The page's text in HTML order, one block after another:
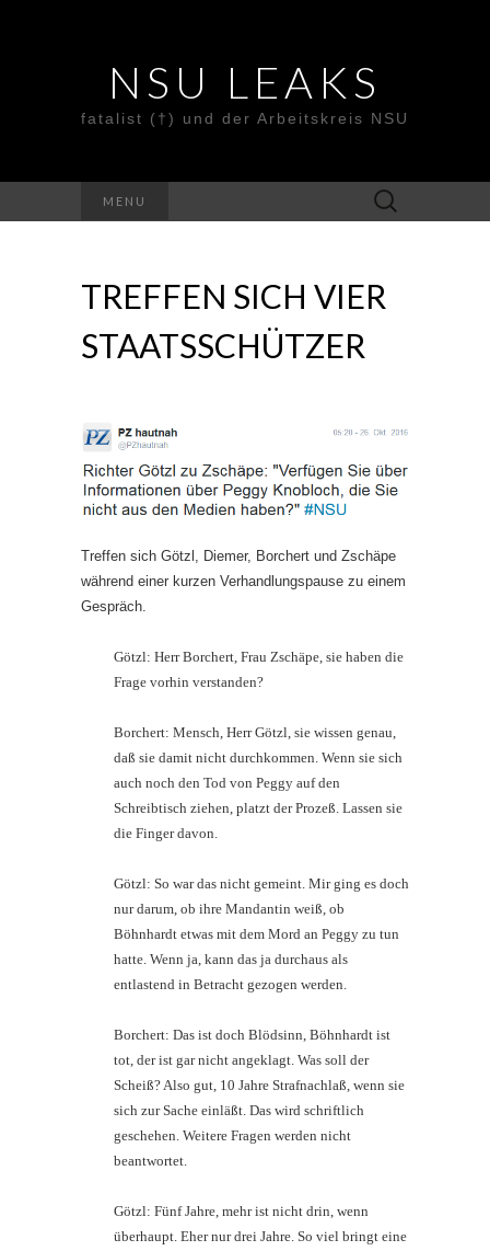
NSU LEAKS
fatalist (†) und der Arbeitskreis NSU
MENU
Suche
nach:
TREFFEN SICH VIER
STAATSSCHÜTZER
Treffen sich Götzl, Diemer, Borchert und Zschäpe
während einer kurzen Verhandlungspause zu einem
Gespräch.
Götzl: Herr Borchert, Frau Zschäpe, sie haben die
Frage vorhin verstanden?
Borchert: Mensch, Herr Götzl, sie wissen genau,
daß sie damit nicht durchkommen. Wenn sie sich
auch noch den Tod von Peggy auf den
Schreibtisch ziehen, platzt der Prozeß. Lassen sie
die Finger davon.
Götzl: So war das nicht gemeint. Mir ging es doch
nur darum, ob ihre Mandantin weiß, ob
Böhnhardt etwas mit dem Mord an Peggy zu tun
hatte. Wenn ja, kann das ja durchaus als
entlastend in Betracht gezogen werden.
Borchert: Das ist doch Blödsinn, Böhnhardt ist
tot, der ist gar nicht angeklagt. Was soll der
Scheiß? Also gut, 10 Jahre Strafnachlaß, wenn sie
sich zur Sache einläßt. Das wird schriftlich
geschehen. Weitere Fragen werden nicht
beantwortet.
Götzl: Fünf Jahre, mehr ist nicht drin, wenn
überhaupt. Eher nur drei Jahre. So viel bringt eine